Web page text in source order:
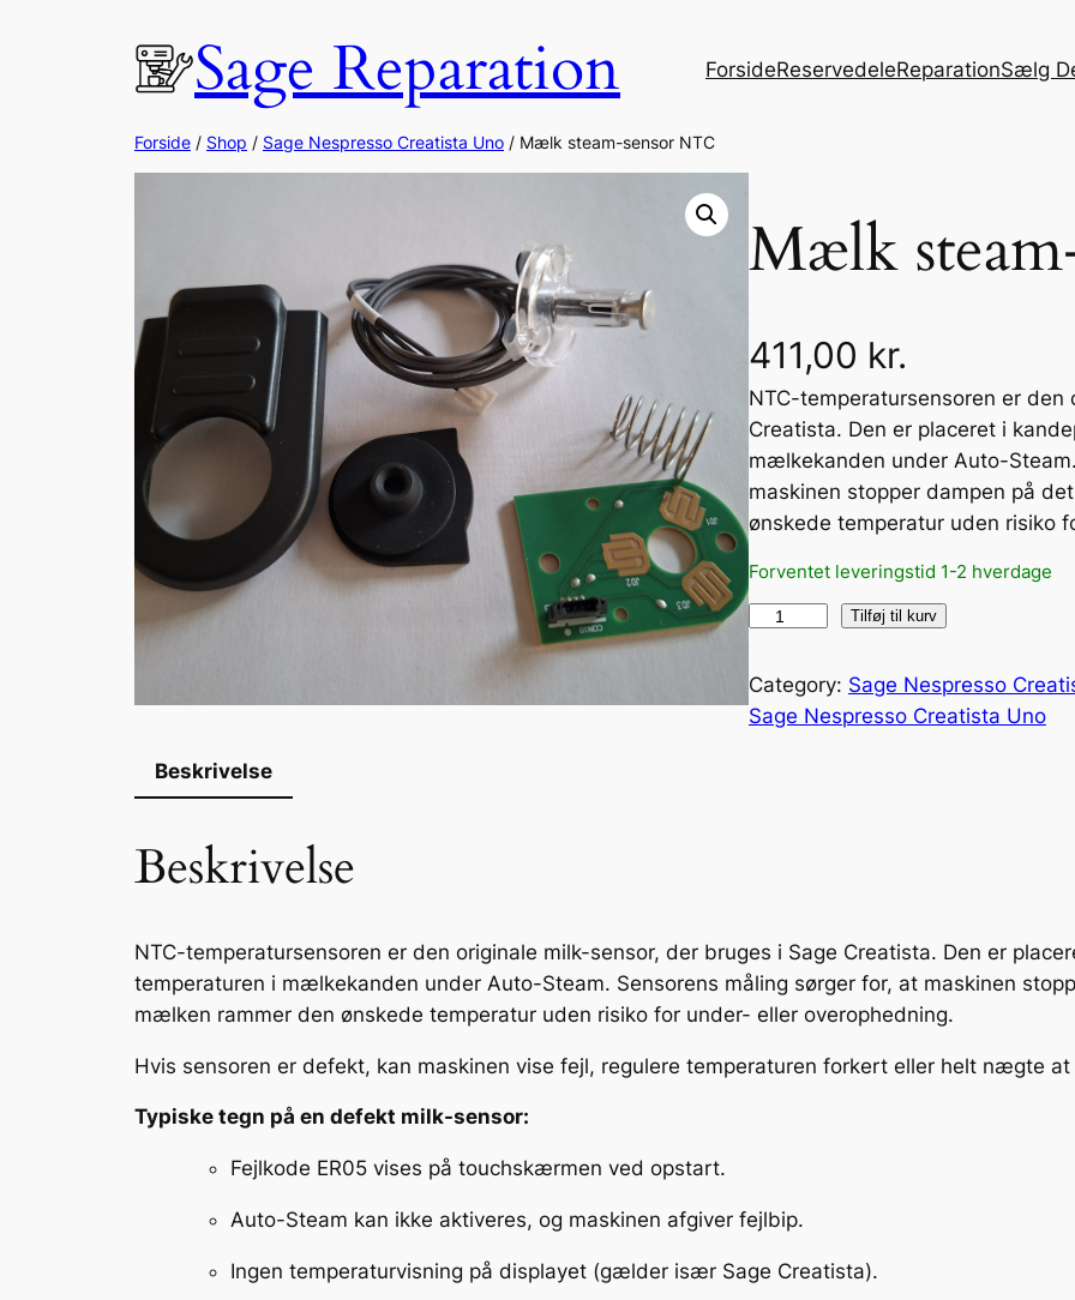
Sage Reparation ForsideReservedeleReparationSælg
Forside / Shop / Sage Nespresso Creatista Uno / Mælk steam-sensor NTC
Mælk
411,00 kr.
NTC-temperatursensoren er den
Creatista. Den er placeret i
mælkekanden under Auto-
maskinen stopper dampen på
ønskede temperatur uden risiko
Forventet leveringstid 1-2 hverdage
l
k
e
n
s
a
t
Tilføj til kurv
Category: Sage Nespresso
Sage Nespresso Creatista Uno
Beskrivelse
Beskrivelse
NTC-temperatursensoren er den originale milk-sensor, der bruges i Sage Creatista. Den er
temperaturen i mælkekanden under Auto-Steam. Sensorens måling sørger for, at maskinen
mælken rammer den ønskede temperatur uden risiko for under- eller overophedning.
Hvis sensoren er defekt, kan maskinen vise fejl, regulere temperaturen forkert eller helt nægte
Typiske tegn på en defekt milk-sensor:
Fejlkode ER05 vises på touchskærmen ved opstart.
Auto-Steam kan ikke aktiveres, og maskinen afgiver fejlbip.
Ingen temperaturvisning på displayet (gælder især Sage Creatista).